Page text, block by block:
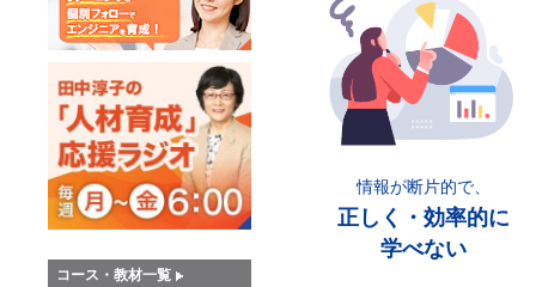
コース・教材一覧
情報が断片的で、
正しく・効率的に
学べない